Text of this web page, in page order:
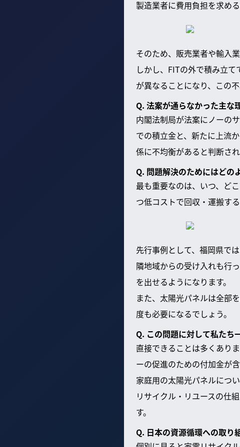
製造業者に費用負担を求める
そのため、販売業者や輸入
しかし、FITの外で積み立
が異なることになり、この
Q. 法案が通らなかった主な
内閣法制局が法案にノーの
での積立金と、新たに上流
係に不均衡があると判断され
Q. 問題解決のためにはどの
最も重要なのは、いつ、ど
つ低コストで回収・運搬す
先行事例として、福岡県で
隣地域からの受け入れも行
を出せるようになります。
また、太陽光パネルは全部
度も必要になるでしょう。
Q. この問題に対して私たち
直接できることは多くあり
ーの促進のための付加金が
家庭用の太陽光パネルにつ
リサイクル・リユースの仕
す。
Q. 日本の資源循環への取り